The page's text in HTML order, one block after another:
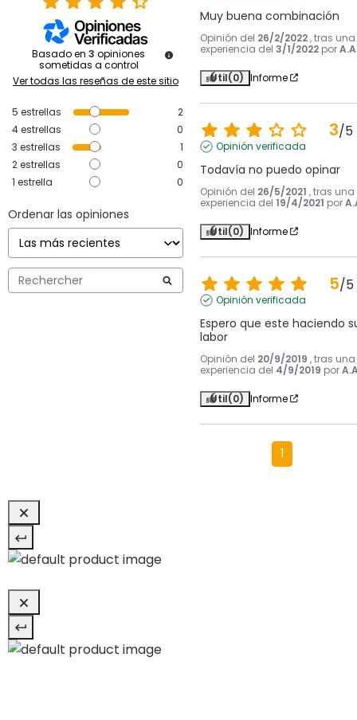
Basado en 3 opiniones
sometidas a control
Ver todas las reseñas de este sitio
5 estrellas
2
4estrellas
0
3 estrellas
1
2estrellas
0
1 estrella 0
Ordenar las opiniones
Muy buena combinación
Opinión del 26/2/2022 , tras una
experiencia del 3/1/2022 por
Útil(0) Informe
3/5
Opinión verificada
Todavía no puedo opinar
Opinión del 26/5/2021 , tras una
experiencia del 19/4/2021 por
Útil(0) Informe
5/5
Opinión verificada
Espero que este haciendo
labor
Opinión del 20/9/2019 , tras una
experiencia del 4/9/2019 por
Útil(0) Informe
1